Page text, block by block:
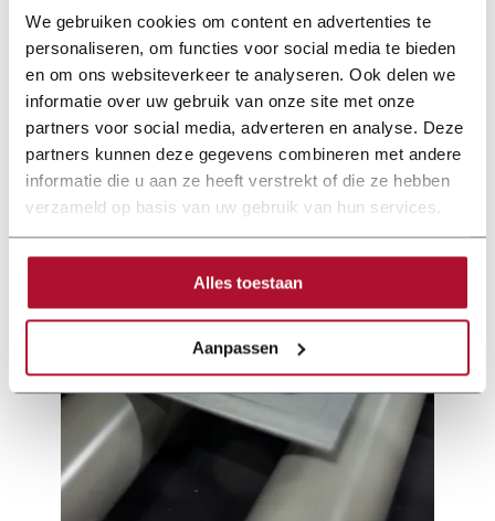
We gebruiken cookies om content en advertenties te
personaliseren, om functies voor social media te bieden
en om ons websiteverkeer te analyseren. Ook delen we
informatie over uw gebruik van onze site met onze
partners voor social media, adverteren en analyse. Deze
partners kunnen deze gegevens combineren met andere
informatie die u aan ze heeft verstrekt of die ze hebben
verzameld op basis van uw gebruik van hun services.
Alles toestaan
Aanpassen
Engine power 7,5 kW